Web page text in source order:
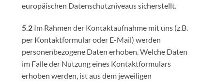
europäischen Datenschutzniveaus sicherstellt.
5.2 Im Rahmen der Kontaktaufnahme mit uns (z.B.
per Kontaktformular oder E-Mail) werden
personenbezogene Daten erhoben. Welche Daten
im Falle der Nutzung eines Kontaktformulars
erhoben werden, ist aus dem jeweiligen